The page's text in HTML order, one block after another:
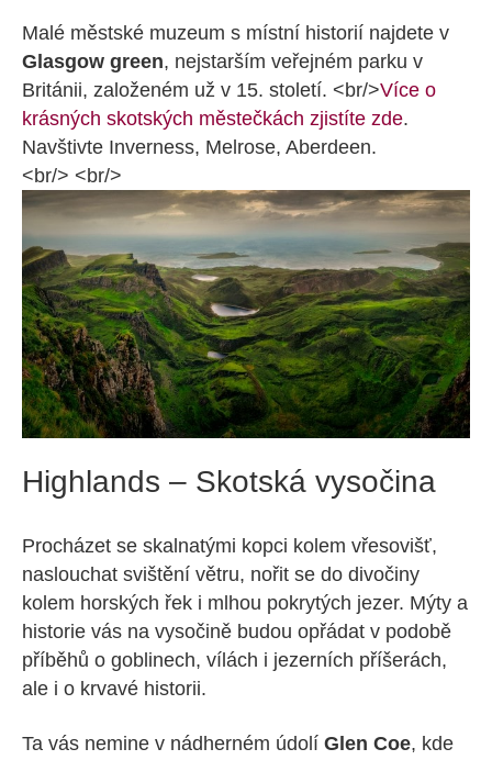
Malé městské muzeum s místní historií najdete v
Glasgow green, nejstarším veřejném parku v
Británii, založeném už v 15. století. <br/>Více o
krásných skotských městečkách zjistíte zde.
Navštivte Inverness, Melrose, Aberdeen.
<br/> <br/>
Highlands – Skotská vysočina
Procházet se skalnatými kopci kolem vřesovišť,
naslouchat svištění větru, nořit se do divočiny
kolem horských řek i mlhou pokrytých jezer. Mýty a
historie vás na vysočině budou opřádat v podobě
příběhů o goblinech, vílách i jezerních příšerách,
ale i o krvavé historii.
Ta vás nemine v nádherném údolí Glen Coe, kde